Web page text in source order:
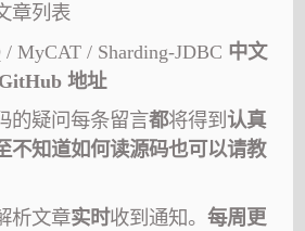
章列表
/ MyCAT / Sharding-JDBC 中文
地址
的疑问每条留言都将得到 认真
不知道如何读源码也可以请教
析文章实时收到通知。每周更